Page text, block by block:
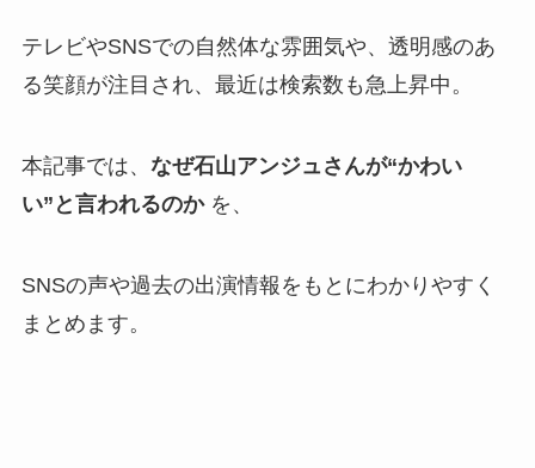
テレビやSNSでの自然体な雰囲気や、透明感のあ
る笑顔が注目され、最近は検索数も急上昇中。
本記事では、 なぜ石山アンジュさんが“かわい
い”と言われるのかを、
SNSの声や過去の出演情報をもとにわかりやすく
まとめます。